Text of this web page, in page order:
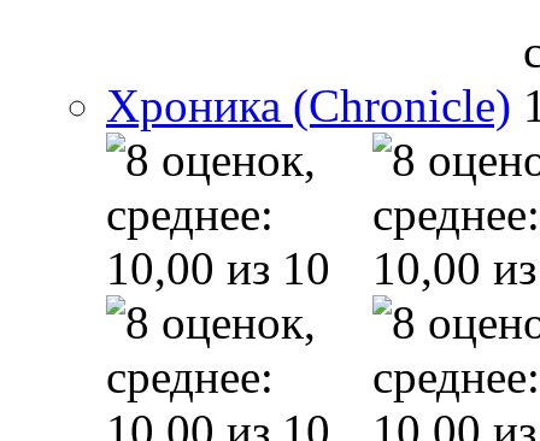
Хроника (Chronicle)